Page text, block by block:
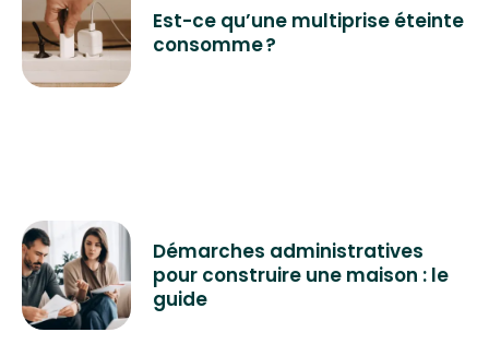
Est-ce qu’une multiprise éteinte
consomme ?
Démarches administratives
pour construire une maison : le
guide